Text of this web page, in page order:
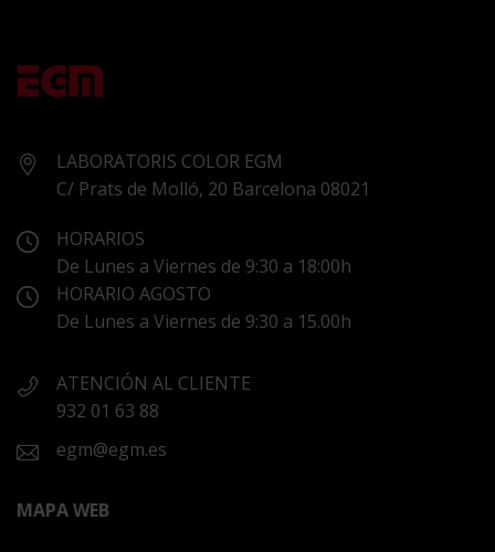
LABORATORIS COLOR EGM
C/ Prats de Molló, 20 Barcelona 08021
HORARIOS
De Lunes a Viernes de 9:30 a 18:00h
HORARIO AGOSTO
De Lunes a Viernes de 9:30 a 15.00h
ATENCIÓN AL CLIENTE
932 01 63 88
egm@egm.es
MAPA WEB